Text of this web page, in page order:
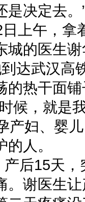
是决定去
上午，拿
城的医生
达武汉高
的热干面
候，就是
妇、婴
人。
后15天，
。谢医生